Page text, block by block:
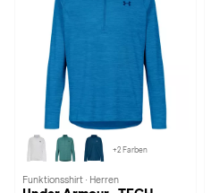
+2 Farben
Funktionsshirt · Herren